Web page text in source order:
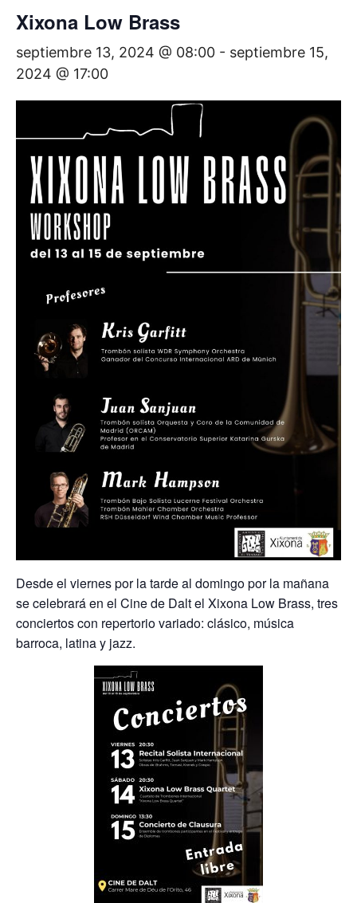
Xixona Low Brass
septiembre 13, 2024 @ 08:00 - septiembre 15,
2024 @ 17:00
Desde el viernes por la tarde al domingo por la mañana
se celebrará en el Cine de Dalt el Xixona Low Brass, tres
conciertos con repertorio variado: clásico, música
barroca, latina y jazz.